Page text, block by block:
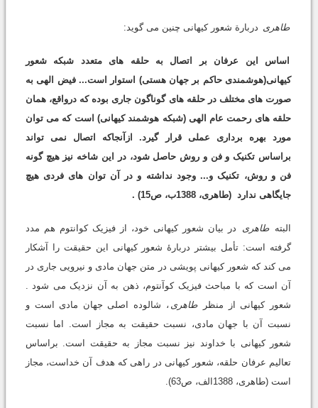
طاهری دربارة شعور کیهانی چنین می گوید:
اساس این عرفان بر اتصال به حلقه های متعدد شبکه شعور
کیهانی(هوشمندی حاکم بر جهان هستی) استوار است... فیض الهی به
صورت های مختلف در حلقه های گوناگون جاری بوده که درواقع، همان
حلقه های رحمت عام الهی (شبکه هوشمند کیهانی) است که می توان
مورد بهره برداری عملی قرار گیرد. ازآنجاکه اتصال نمی تواند
براساس تکنیک و فن و روش حاصل شود، در این شاخه نیز هیچ گونه
فن و روش، تکنیک و... وجود نداشته و در آن توان های فردی هیچ
جایگاهی ندارد (طاهری، 1388ب، ص15) .
البته طاهری
در بیان شعور کیهانی خود، از فیزیک کوانتوم هم مدد
گرفته است: تأمل بیشتر دربارۀ شعور کیهانی این حقیقت را آشکار
می کند که شعور کیهانی پویشی در متن جهان مادی و نیرویی جاری در
آن است که با مباحث فیزیک کوآنتوم، ذهن به آن نزدیک می شود .
شعور کیهانی از منظر
طاهری ، شالوده اصلی جهان مادی است و
نسبت آن با جهان مادی، نسبت حقیقت به مجاز است. اما نسبت
شعور کیهانی با خداوند نیز نسبت مجاز به حقیقت است. براساس
تعالیم عرفان حلقه، شعور کیهانی در راهی که هدف آن خداست، مجاز
است (طاهری، 1388الف، ص63).